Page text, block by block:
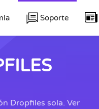
Soporte
Dropfiles sola. Ver